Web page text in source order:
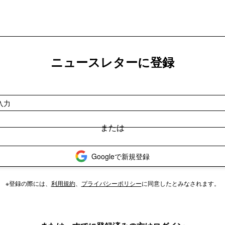
ニュースレターに登録
Googleで新規登録
※登録の際には、 利用規約、 プライバシーポリシーに同意したとみなされます。